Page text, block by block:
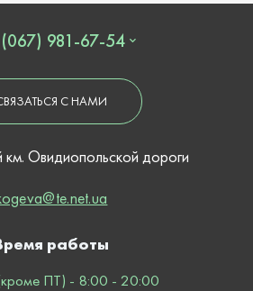
981-67-54
С НАМИ
км. Овидиопольской дороги
работы
ПТ) - 8:00 - 20:00